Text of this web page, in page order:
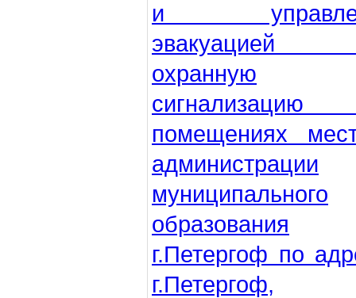
и
охранную
помещениях
администрации
муниципального
образования
г.Петергоф по
г.Петергоф,